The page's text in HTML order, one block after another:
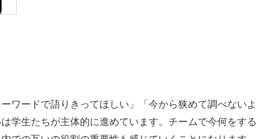
ワードで語りきってほしい」「今から狭めて調べないよ
学生たちが主体的に進めています。チームで今何をする